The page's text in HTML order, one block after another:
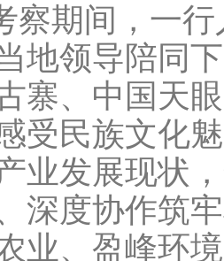
察期间，一
地领导陪同
寨、中国天
受民族文化
业发展现状
深度协作筑
业、盈峰环